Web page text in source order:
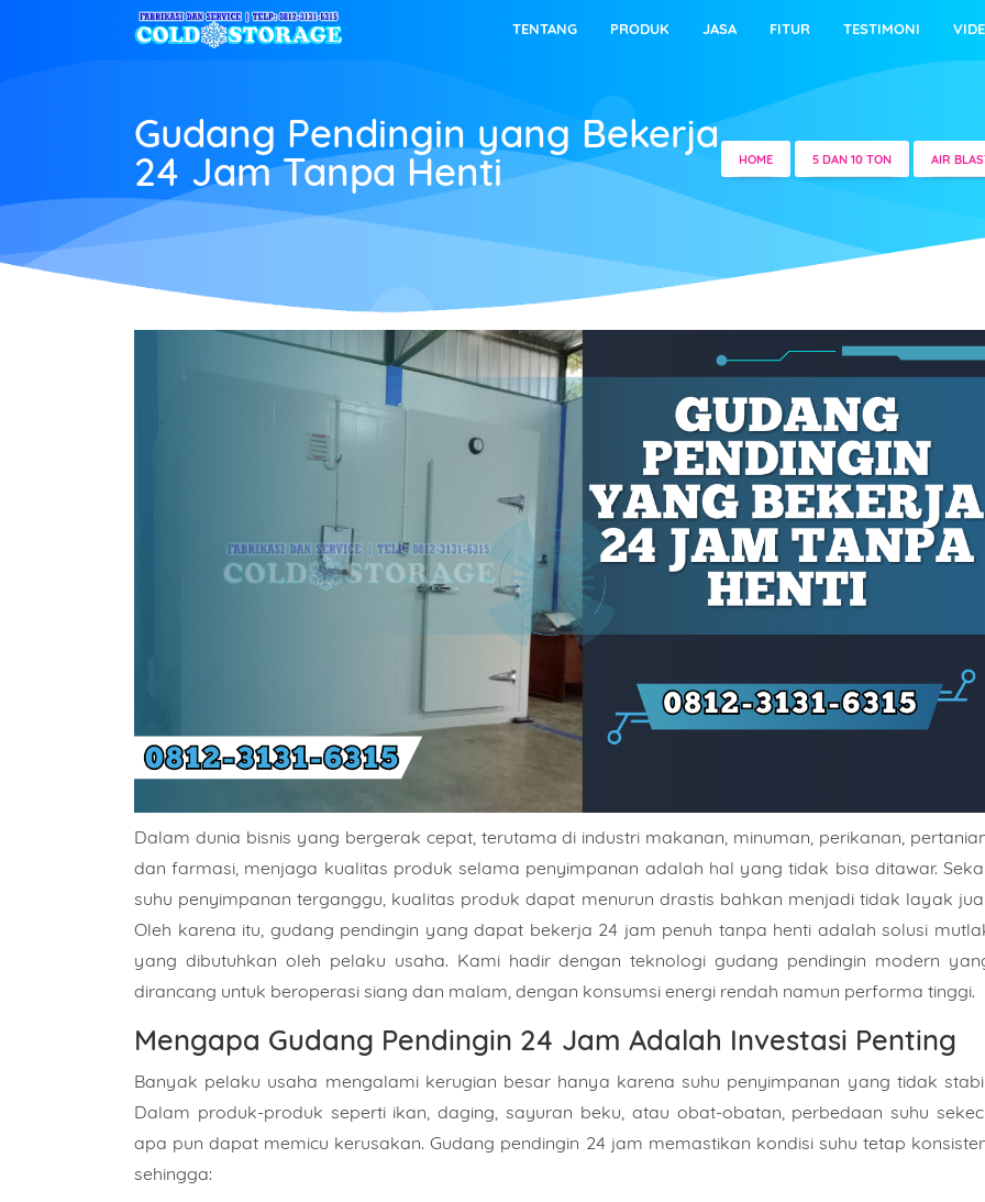
TENTANG PRODUK JASA FITUR TESTIMONI
Gudang Pendingin yang Bekerja
24 Jam Tanpa Henti HOME 5 DAN 10 TON AIR
Dalam dunia bisnis yang bergerak cepat, terutama di industri makanan, minuman, perikanan,
dan farmasi, menjaga kualitas produk selama penyimpanan adalah hal yang tidak bisa ditawar.
suhu penyimpanan terganggu, kualitas produk dapat menurun drastis bahkan menjadi tidak layak
Oleh karena itu, gudang pendingin yang dapat bekerja 24 jam penuh tanpa henti adalah solusi
yang dibutuhkan oleh pelaku usaha. Kami hadir dengan teknologi gudang pendingin modern
dirancang untuk beroperasi siang dan malam, dengan konsumsi energi rendah namun performa tinggi.
Mengapa Gudang Pendingin 24 Jam Adalah Investasi Penting
Banyak pelaku usaha mengalami kerugian besar hanya karena suhu penyimpanan yang tidak
Dalam produk-produk seperti ikan, daging, sayuran beku, atau obat-obatan, perbedaan suhu
apa pun dapat memicu kerusakan. Gudang pendingin 24 jam memastikan kondisi suhu tetap
sehingga: